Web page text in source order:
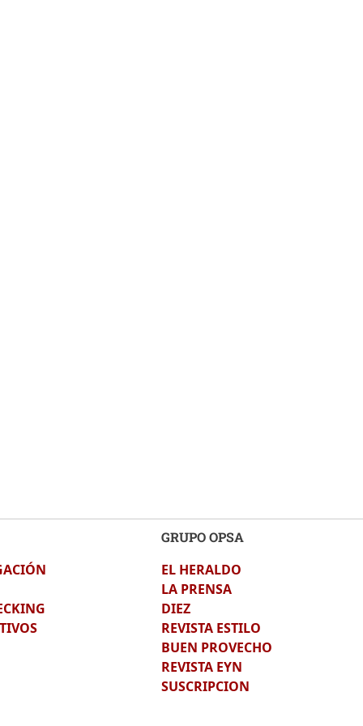
GRUPO OPSA
EL HERALDO
LA PRENSA
DIEZ
REVISTA ESTILO
BUEN PROVECHO
REVISTA EYN
SUSCRIPCION